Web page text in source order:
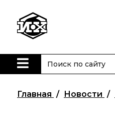
Жизнь
моменты научной
деятельности
История ИОХ РАН
Главная Новости